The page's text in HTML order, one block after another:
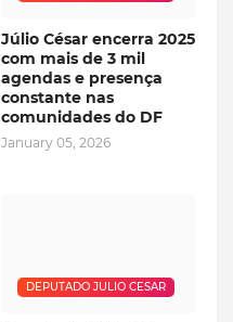
Júlio César encerra 2025
com mais de 3 mil
agendas e presença
constante nas
comunidades do DF
January 05, 2026
DEPUTADO JULIO CESAR